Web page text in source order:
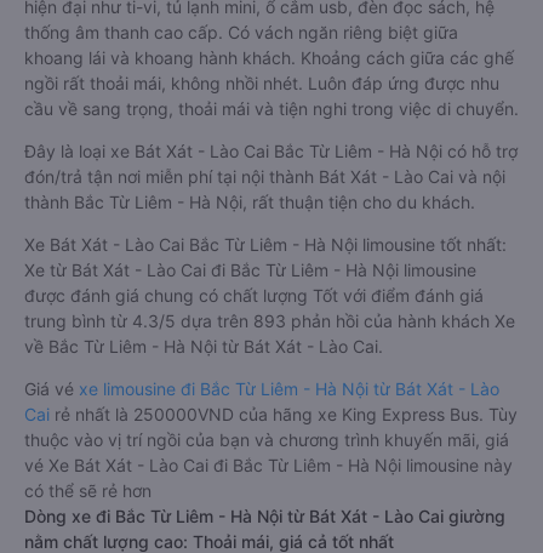
hiện đại như ti-vi, tủ lạnh mini, ổ cắm usb, đèn đọc sách, hệ
thống âm thanh cao cấp. Có vách ngăn riêng biệt giữa
khoang lái và khoang hành khách. Khoảng cách giữa các ghế
ngồi rất thoải mái, không nhồi nhét. Luôn đáp ứng được nhu
cầu về sang trọng, thoải mái và tiện nghi trong việc di chuyển.
Đây là loại xe Bát Xát - Lào Cai Bắc Từ Liêm - Hà Nội có hỗ trợ
đón/trả tận nơi miễn phí tại nội thành Bát Xát - Lào Cai và nội
thành Bắc Từ Liêm - Hà Nội, rất thuận tiện cho du khách.
Xe Bát Xát - Lào Cai Bắc Từ Liêm - Hà Nội limousine tốt nhất:
Xe từ Bát Xát - Lào Cai đi Bắc Từ Liêm - Hà Nội limousine
được đánh giá chung có chất lượng Tốt với điểm đánh giá
trung bình từ 4.3/5 dựa trên 893 phản hồi của hành khách Xe
về Bắc Từ Liêm - Hà Nội từ Bát Xát - Lào Cai.
Giá vé xe limousine đi Bắc Từ Liêm - Hà Nội từ Bát Xát - Lào
Cai rẻ nhất là 250000VND của hãng xe King Express Bus. Tùy
thuộc vào vị trí ngồi của bạn và chương trình khuyến mãi, giá
vé Xe Bát Xát - Lào Cai đi Bắc Từ Liêm - Hà Nội limousine này
có thể sẽ rẻ hơn
Dòng xe đi Bắc Từ Liêm - Hà Nội từ Bát Xát - Lào Cai giường
nằm chất lượng cao: Thoải mái, giá cả tốt nhất